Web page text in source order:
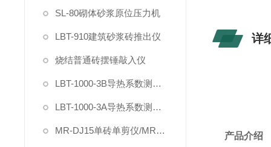
SL-80砌体砂浆原位压力机
LBT-910建筑砂浆砖推出仪
烧结普通砖摆锤敲入仪
LBT-1000-3B导热系数测定仪（电动加载试件）
LBT-1000-3A导热系数测定仪
MR-DJ15单砖单剪仪/MR-DYS75单砖原位双剪仪
详
产品介绍